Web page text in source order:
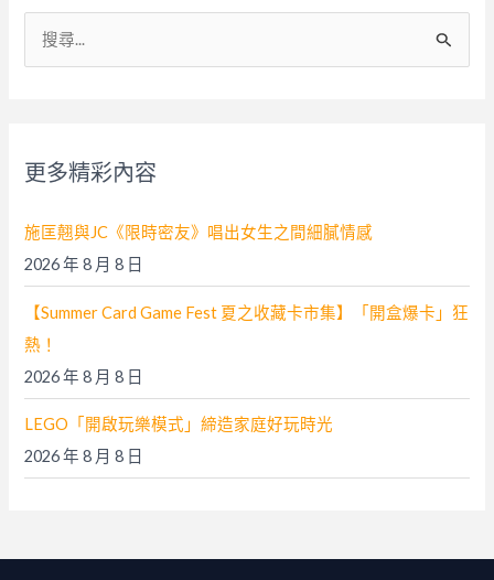
:
更多精彩內容
施匡翹與JC《限時密友》唱出女生之間細膩情感
2026 年 8 月 8 日
【Summer Card Game Fest 夏之收藏卡市集】「開盒爆卡」狂
熱！
2026 年 8 月 8 日
LEGO「開啟玩樂模式」締造家庭好玩時光
2026 年 8 月 8 日